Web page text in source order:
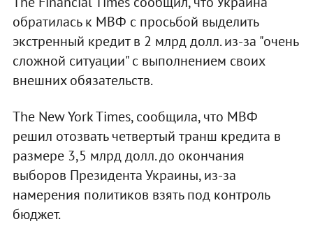
обратилась к МВФ с просьбой выделить
экстренный кредит в 2 млрд долл. из-за "очень
сложной ситуации" с выполнением своих
внешних обязательств.
The New York Times, сообщила, что МВФ
решил отозвать четвертый транш кредита в
размере 3,5 млрд долл. до окончания
выборов Президента Украины, из-за
намерения политиков взять под контроль
бюджет.